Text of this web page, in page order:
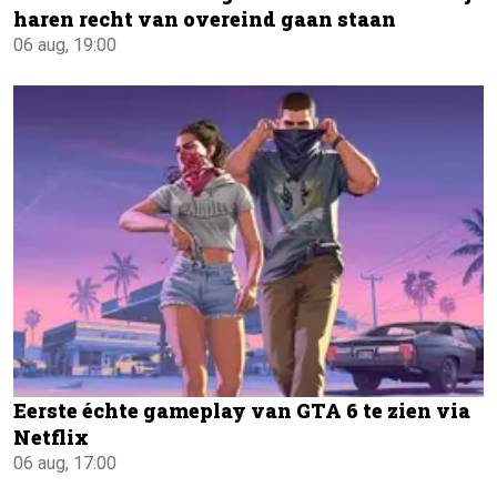
haren recht van overeind gaan staan
06 aug, 19:00
Eerste échte gameplay van GTA 6 te zien via
Netflix
06 aug, 17:00